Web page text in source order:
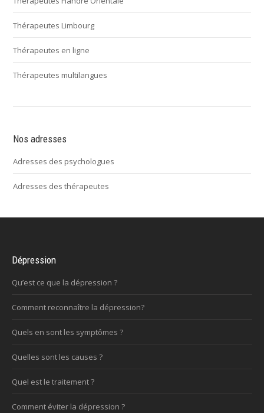
Thérapeutes Limbourg
Thérapeutes en ligne
Thérapeutes multilangues
Nos adresses
Adresses des psychologues
Adresses des thérapeutes
Dépression
Qu’est ce que la dépression ?
Comment reconnaître la dépression?
Quels en sont les symptômes ?
Quelles sont les causes ?
Quel est le traitement ?
Comment éviter la dépression ?